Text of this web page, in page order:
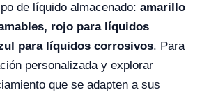
de líquido almacenado: amarillo
rojo para líquidos
para líquidos corrosivos. Para
personalizada y explorar
que se adapten a sus